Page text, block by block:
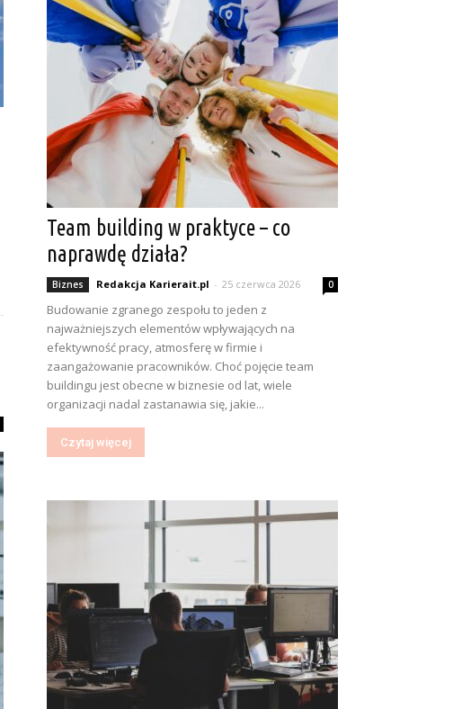
Team building w praktyce – co
naprawdę działa?
Biznes Redakcja Karierait.pl - 25 czerwca 2026 0
Budowanie zgranego zespołu to jeden z
najważniejszych elementów wpływających na
efektywność pracy, atmosferę w firmie i
zaangażowanie pracowników. Choć pojęcie team
buildingu jest obecne w biznesie od lat, wiele
organizacji nadal zastanawia się, jakie...
Czytaj więcej